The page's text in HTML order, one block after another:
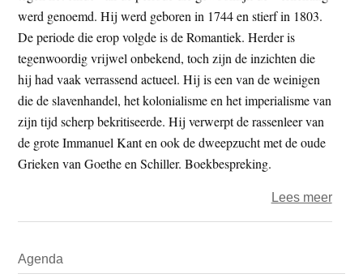
e
werd genoemd. Hij werd geboren in 1744 en stierf in 1803.
De periode die erop volgde is de Romantiek. Herder is
tegenwoordig vrijwel onbekend, toch zijn de inzichten die
hij had vaak verrassend actueel. Hij is een van de weinigen
die de slavenhandel, het kolonialisme en het imperialisme van
zijn tijd scherp bekritiseerde. Hij verwerpt de rassenleer van
de grote Immanuel Kant en ook de dweepzucht met de oude
Grieken van Goethe en Schiller. Boekbespreking.
Lees meerover
Sidebar
Agenda